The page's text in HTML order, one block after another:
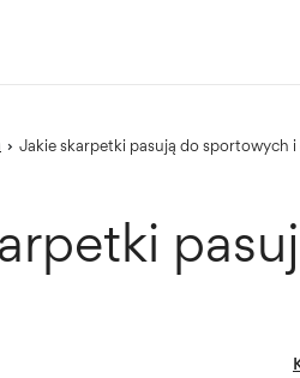
› Jakie skarpetki pasują do sportowych